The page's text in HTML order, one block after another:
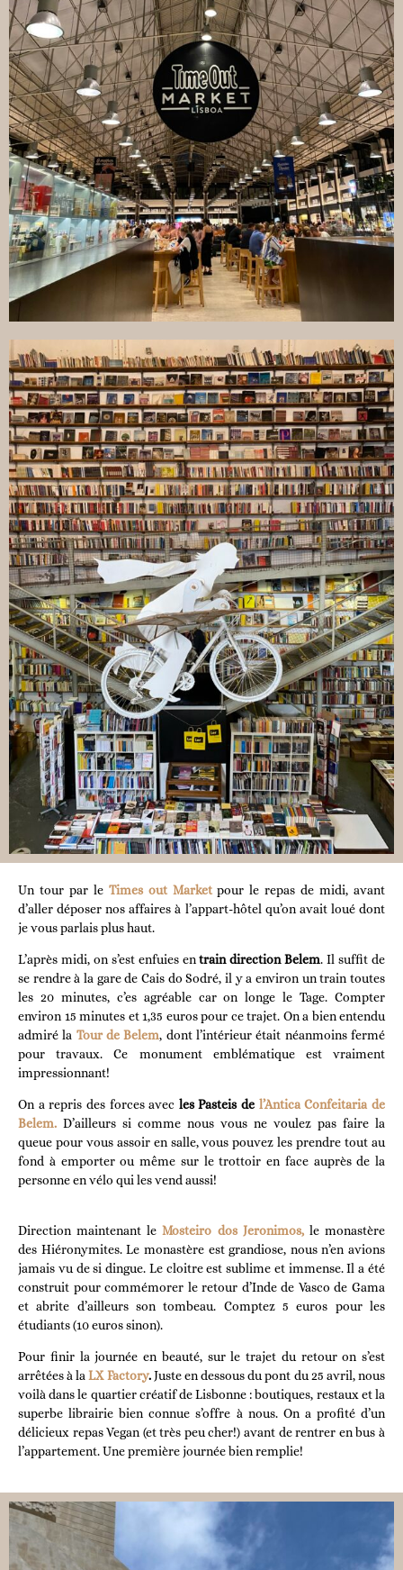
Un tour par le Times out Market pour le repas de midi, avant
d’aller déposer nos affaires à l’appart-hôtel qu’on avait loué dont
je vous parlais plus haut.
L’après midi, on s’est enfuies entrain direction Belem. Il suffit de
se rendre à la gare de Cais do Sodré, il y a environ un train toutes
les 20 minutes, c’es agréable car on longe le Tage. Compter
environ 15 minutes et 1,35 euros pour ce trajet. On a bien entendu
admiré la Tour de Belem, dont l’intérieur était néanmoins fermé
pour travaux. Ce monument emblématique est vraiment
impressionnant!
On a repris des forces avec les Pasteis de l’Antica Confeitaria de
Belem. D’ailleurs si comme nous vous ne voulez pas faire la
queue pour vous assoir en salle, vous pouvez les prendre tout au
fond à emporter ou même sur le trottoir en face auprès de la
personne en vélo qui les vend aussi!
Direction maintenant leMosteiro dos Jeronimos,le monastère
des Hiéronymites. Le monastère est grandiose, nous n’en avions
jamais vu de si dingue. Le cloitre est sublime et immense.Il a été
construit pour commémorer le retour d’Inde de Vasco de Gama
et abrite d’ailleurs son tombeau. Comptez 5 euros pour les
étudiants (10 euros sinon).
Pour finir la journée en beauté, sur le trajet du retour on s’est
arrêtées à laLX Factory.Juste en dessous du pont du 25 avril, nous
voilà dans le quartier créatif de Lisbonne : boutiques, restaux et la
superbe librairie bien connue s’offre à nous. On a profité d’un
délicieux repas Vegan (et très peu cher!) avant de rentrer en bus à
l’appartement. Une première journée bien remplie!